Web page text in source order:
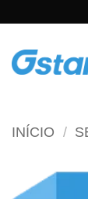
content
INÍCIO /